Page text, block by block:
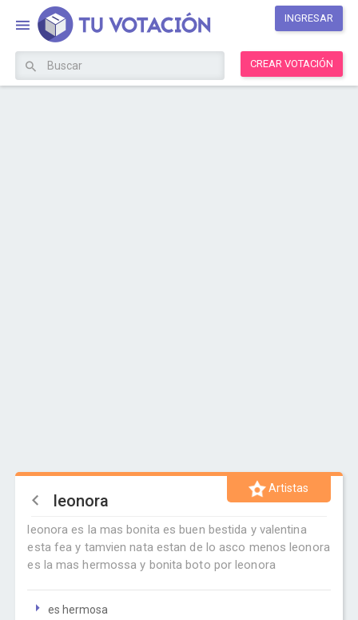
INGRESAR
CREAR VOTACIÓN
Artistas
leonora
leonora es la mas bonita es buen bestida y valentina
esta fea y tamvien nata estan de lo asco menos leonora
es la mas hermossa y bonita boto por leonora
es hermosa